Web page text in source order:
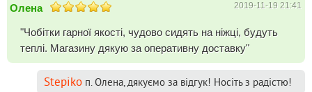
Олена 2019-11-19 21:41
"Чобітки гарної якості, чудово сидять на ніжці, будуть
теплі. Магазину дякую за оперативну доставку"
Stepiko п. Олена, дякуємо за відгук! Носіть з радістю!